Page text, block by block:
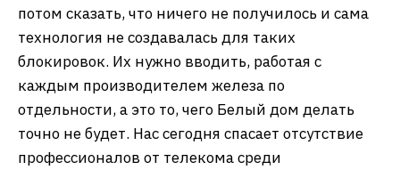
потом сказать, что ничего не получилось и сама
технология не создавалась для таких
блокировок. Их нужно вводить, работая с
каждым производителем железа по
отдельности, а это то, чего Белый дом делать
точно не будет. Нас сегодня спасает отсутствие
профессионалов от телекома среди